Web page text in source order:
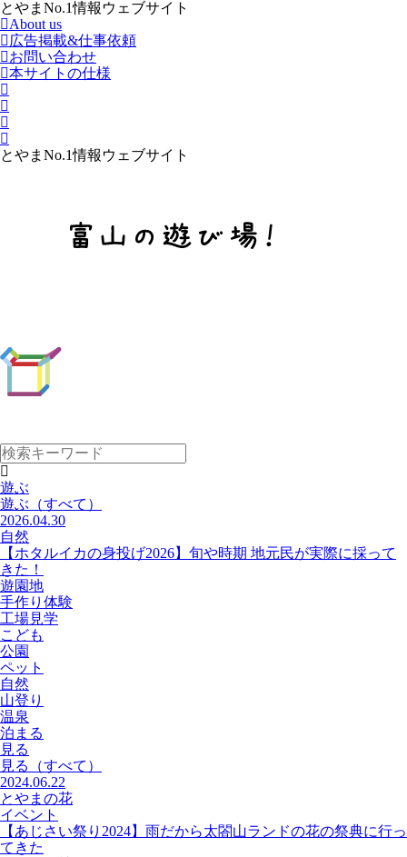
とやまNo.1情報ウェブサイト
About us
広告掲載&仕事依頼
お問い合わせ
本サイトの仕様
とやまNo.1情報ウェブサイト
遊ぶ
遊ぶ （すべて）
2026.04.30
自然
【ホタルイカの身投げ2026】旬や時期 地元民が実際に採って
きた！
遊園地
手作り体験
工場見学
こども
公園
ペット
自然
山登り
温泉
泊まる
見る
見る
（すべて）
2024.06.22
とやまの花
イベント
【あじさい祭り2024】雨だから太閤山ランドの花の祭典に行っ
てきた